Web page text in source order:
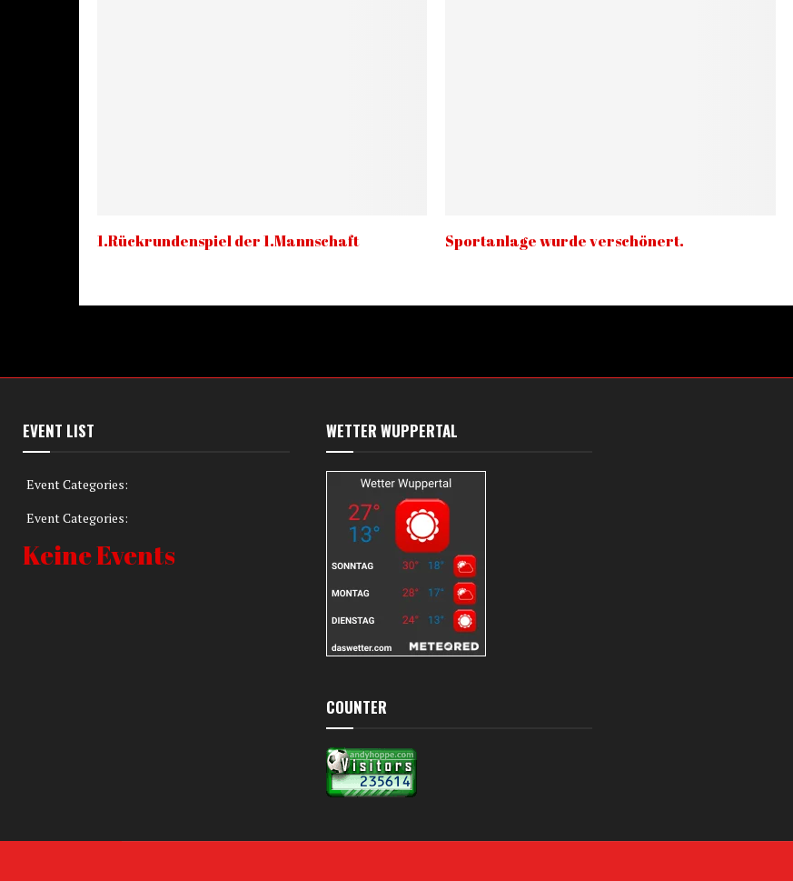
1.Rückrundenspiel der 1.Mannschaft Sportanlage wurde verschönert.
EVENT LIST
Event Categories:
Event Categories:
Keine Events
WETTER WUPPERTAL
COUNTER